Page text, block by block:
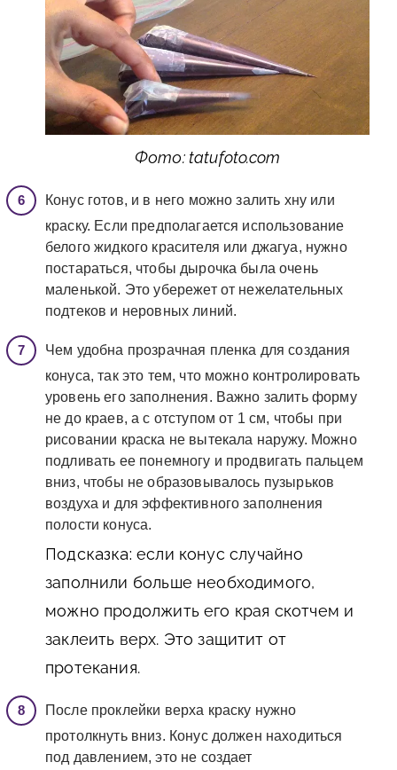
Фото: tatufoto.com
Конус готов, и в него можно залить хну или
краску. Если предполагается использование
белого жидкого красителя или джагуа, нужно
постараться, чтобы дырочка была очень
маленькой. Это убережет от нежелательных
подтеков и неровных линий.
Чем удобна прозрачная пленка для создания
конуса, так это тем, что можно контролировать
уровень его заполнения. Важно залить форму
не до краев, а с отступом от 1 см, чтобы при
рисовании краска не вытекала наружу. Можно
подливать ее понемногу и продвигать пальцем
вниз, чтобы не образовывалось пузырьков
воздуха и для эффективного заполнения
полости конуса.
Подсказка: если конус случайно
заполнили больше необходимого,
можно продолжить его края скотчем и
заклеить верх. Это защитит от
протекания.
После проклейки верха краску нужно
протолкнуть вниз. Конус должен находиться
под давлением, это не создает